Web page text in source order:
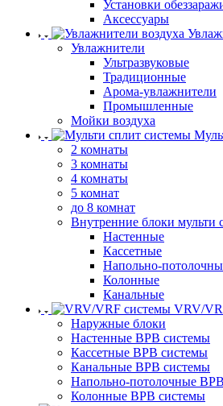
Установки
Аксессуары
Увлажнители
Ультразвуковые
Традиционные
Арома-увлажнители
Промышленные
Мойки воздуха
2 комнаты
3 комнаты
4 комнаты
5 комнат
до 8 комнат
Внутренние блоки мульти
Настенные
Кассетные
Напольно-
Колонные
Канальные
VRV/
Наружные блоки
Настенные ВРВ системы
Кассетные ВРВ системы
Канальные ВРВ системы
Напольно-потолочные
Колонные ВРВ системы